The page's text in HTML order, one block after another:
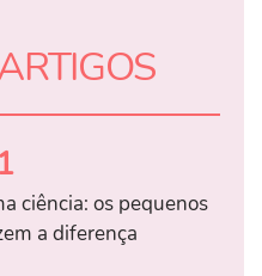
1
ciência: os pequenos
a diferença